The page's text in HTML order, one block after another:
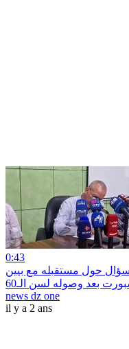
0:43
حول مستقبله مع بيين
news dz one
il y a 2 ans